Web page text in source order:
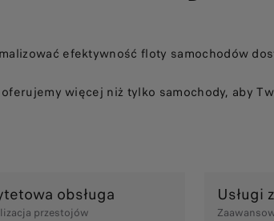
efektywność floty samochodów
więcej niż tylko samochody, aby
obsługa
przestojów
Usługi